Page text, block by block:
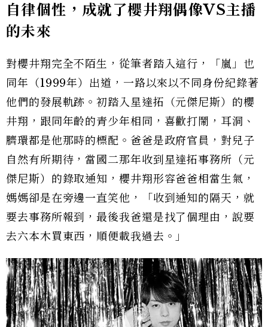
自律個性，成就了櫻井翔偶像VS主播
的未來
對櫻井翔完全不陌生，從筆者踏入這行，「嵐」也
同年（1999年）出道，一路以來以不同身份紀錄著
他們的發展軌跡。初踏入星達拓（元傑尼斯）的櫻
井翔，跟同年齡的青少年相同，喜歡打鬧，耳洞、
臍環都是他那時的標配。爸爸是政府官員，對兒子
自然有所期待，當國二那年收到星達拓事務所（元
傑尼斯）的錄取通知，櫻井翔形容爸爸相當生氣，
媽媽卻是在旁邊一直笑他，「收到通知的隔天，就
要去事務所報到，最後我爸還是找了個理由，說要
去六本木買東西，順便載我過去。」